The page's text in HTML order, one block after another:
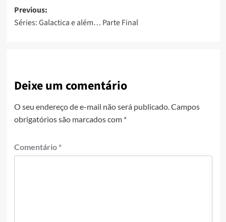
Previous:
Séries: Galactica e além… Parte Final
Deixe um comentário
O seu endereço de e-mail não será publicado. Campos
obrigatórios são marcados com *
Comentário *